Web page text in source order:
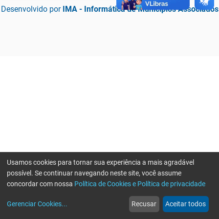
Desenvolvido por IMA - Informática de Municípios Associados
web
Notícias
more_horiz
Mais
Usamos cookies para tornar sua experiência a mais agradável
possível. Se continuar navegando neste site, você assume
concordar com nossa Política de Cookies e Política de privacidade
Gerenciar Cookies... Recusar Aceitar todos
Erro ao enviar informações, por favor tente novamente